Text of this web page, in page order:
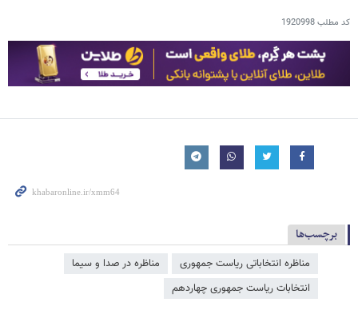
کد مطلب1920998
برچسب‌ها
مناظره انتخاباتی ریاست جمهوری
مناظره در صدا و سیما
انتخابات ریاست جمهوری چهاردهم